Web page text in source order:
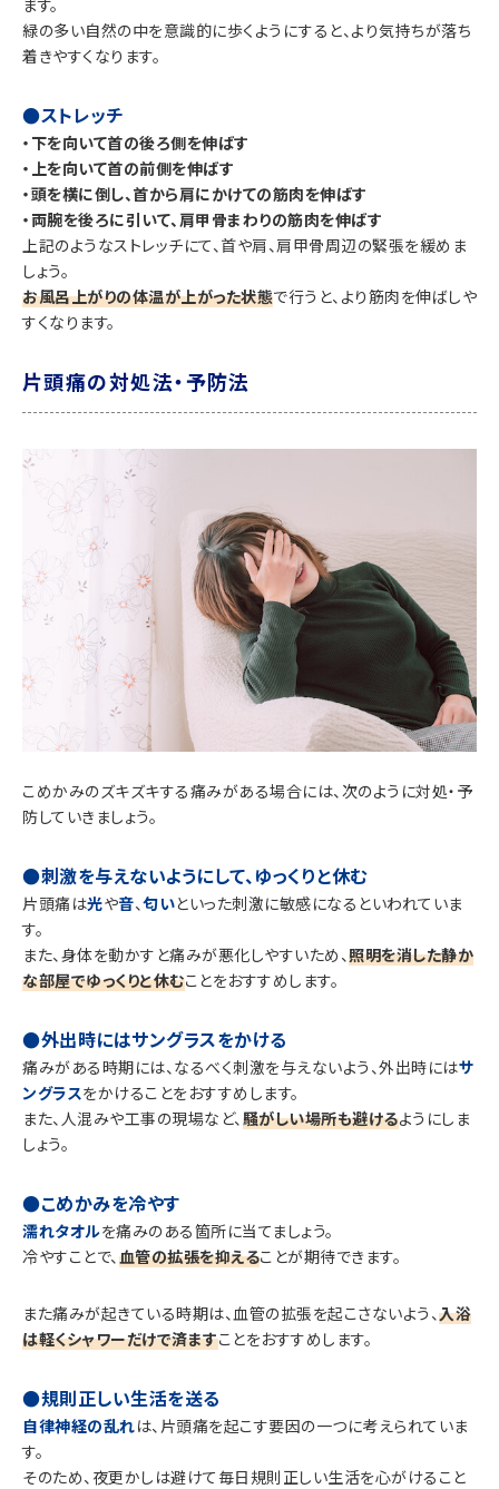
緑の多い自然の中を意識的に歩くようにすると、より気持ちが落ち
着きやすくなります。
●ストレッチ
・下を向いて首の後ろ側を伸ばす
・上を向いて首の前側を伸ばす
・頭を横に倒し、首から肩にかけての筋肉を伸ばす
・両腕を後ろに引いて、肩甲骨まわりの筋肉を伸ばす
上記のようなストレッチにて、首や肩、肩甲骨周辺の緊張を緩めま
しょう。
お風呂上がりの体温が上がった状態で行うと、より筋肉を伸ばしや
すくなります。
片頭痛の対処法・予防法
こめかみのズキズキする痛みがある場合には、次のように対処・予
防していきましょう。
●刺激を与えないようにして、ゆっくりと休む
片頭痛は光や音、匂いといった刺激に敏感になるといわれていま
す。
また、身体を動かすと痛みが悪化しやすいため、照明を消した静か
な部屋でゆっくりと休むことをおすすめします。
●外出時にはサングラスをかける
痛みがある時期には、なるべく刺激を与えないよう、外出時にはサ
ングラスをかけることをおすすめします。
また、人混みや工事の現場など、 騒がしい場所も避けるようにしま
しょう。
●こめかみを冷やす
濡れタオルを痛みのある箇所に当てましょう。
冷やすことで、 血管の拡張を抑えることが期待できます。
また痛みが起きている時期は、血管の拡張を起こさないよう、入浴
は軽くシャワーだけで済ますことをおすすめします。
●規則正しい生活を送る
自律神経の乱れは、片頭痛を起こす要因の一つに考えられていま
す。
そのため、夜更かしは避けて毎日規則正しい生活を心がけること